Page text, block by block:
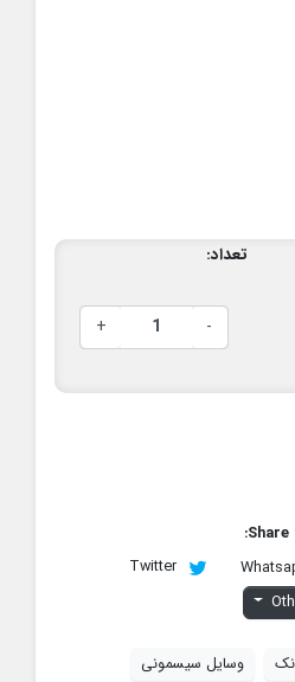
تعداد:
-
+
Twitter
وسایل سیسمونی